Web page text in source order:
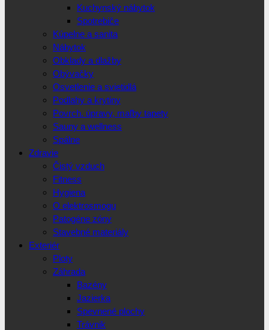
Kuchynský nábytok
Spotrebiče
Kúpelne a sanita
Nábytok
Obklady a dlažby
Obývačky
Osvetlenie a svietidlá
Podlahy a krytiny
Povrch. úpravy, maľby tapety
Sauny a wellness
Spálne
Zdravie
Čistý vzduch
Fitness
Hygiena
O elektrosmogu
Patogéne zóny
Stavebné materiály
Exteriér
Ploty
Záhrada
Bazény
Jazierka
Spevnené plochy
Trávnik